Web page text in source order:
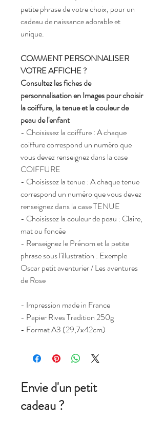
petite phrase de votre choix, pour un
cadeau de naissance adorable et
unique.
COMMENT PERSONNALISER
VOTRE AFFICHE ?
Consultez les fiches de
personnalisation en Images pour choisir
la coiffure, la tenue et la couleur de
peau de l'enfant
- Choisissez la coiffure : A chaque
coiffure correspond un numéro que
vous devez renseignez dans la case
COIFFURE
- Choisissez la tenue : A chaque tenue
correspond un numéro que vous devez
renseignez dans la case TENUE
- Choisissez la couleur de peau : Claire,
mat ou foncée
- Renseignez le Prénom et la petite
phrase sous l'illustration : Exemple
Oscar petit aventurier / Les aventures
de Rose
- Impression made in France
- Papier Rives Tradition 250g
- Format A3 (29,7x42cm)
Envie d'un petit
cadeau ?